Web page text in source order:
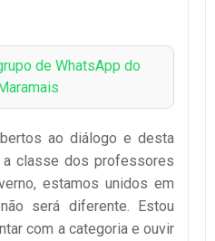
de WhatsApp do
ao diálogo e desta
classe dos professores
estamos unidos em
será diferente. Estou
com a categoria e ouvir